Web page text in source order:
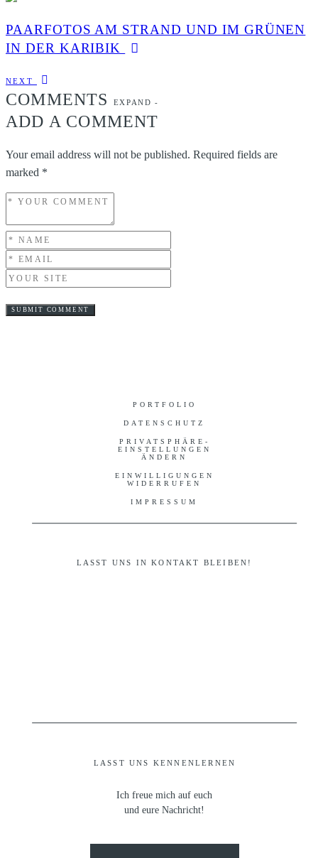
PAARFOTOS AM STRAND UND IM GRÜNEN
IN DER KARIBIK
NEXT
COMMENTS EXPAND -
ADD A COMMENT
Your email address will not be published. Required fields are
marked *
PORTFOLIO
DATENSCHUTZ
PRIVATSPHÄRE-
EINSTELLUNGEN
ÄNDERN
EINWILLIGUNGEN
WIDERRUFEN
IMPRESSUM
LASST UNS KENNENLERNEN
LASST UNS IN KONTAKT BLEIBEN!
Ich freue mich auf euch
und eure Nachricht!